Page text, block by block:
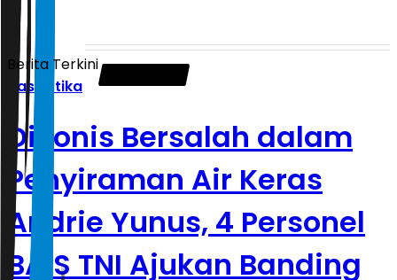
Berita Terkini
Kasuistika
Divonis Bersalah dalam
Penyiraman Air Keras
Andrie Yunus, 4 Personel
BAIS TNI Ajukan Banding